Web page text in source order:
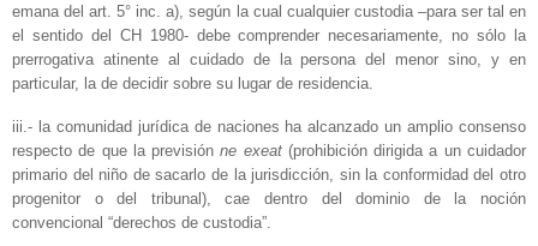
emana del art. 5° inc. a), según la cual cualquier custodia –para ser tal en
el sentido del CH 1980- debe comprender necesariamente, no sólo la
prerrogativa atinente al cuidado de la persona del menor sino, y en
particular, la de decidir sobre su lugar de residencia.
iii.- la comunidad jurídica de naciones ha alcanzado un amplio consenso
respecto de que la previsiónne exeat (prohibición dirigida a un cuidador
primario del niño de sacarlo de la jurisdicción, sin la conformidad del otro
progenitor o del tribunal), cae dentro del dominio de la noción
convencional “derechos de custodia”.